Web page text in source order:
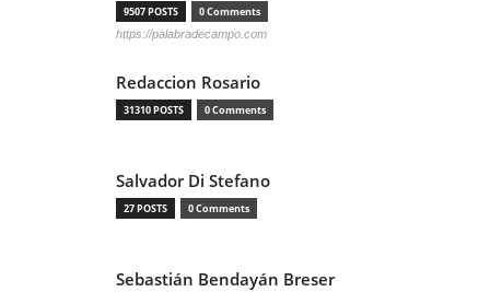
9507 POSTS 0 Comments
https://palabradecampo.com
Redaccion Rosario
31310 POSTS 0 Comments
Salvador Di Stefano
27 POSTS 0 Comments
Sebastián Bendayán Breser